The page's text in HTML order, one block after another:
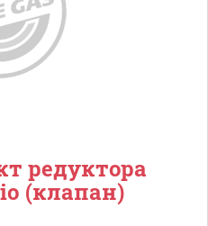
редуктора
(клапан)